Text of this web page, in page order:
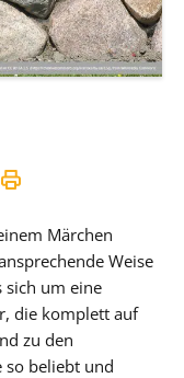
Märchen
Weise
sich um eine
die komplett auf
zu den
so beliebt und